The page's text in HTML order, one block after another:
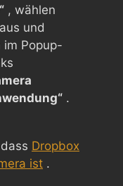
, wählen
und
im Popup-
.
Dropbox
ist .